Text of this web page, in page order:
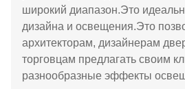
широкий диапазон.Это
дизайна и освещения.Это
архитекторам, дизайнерам
торговцам предлагать своим
разнообразные эффекты